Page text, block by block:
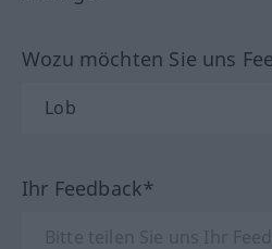
Wozu möchten Sie uns
Ihr Feedback*